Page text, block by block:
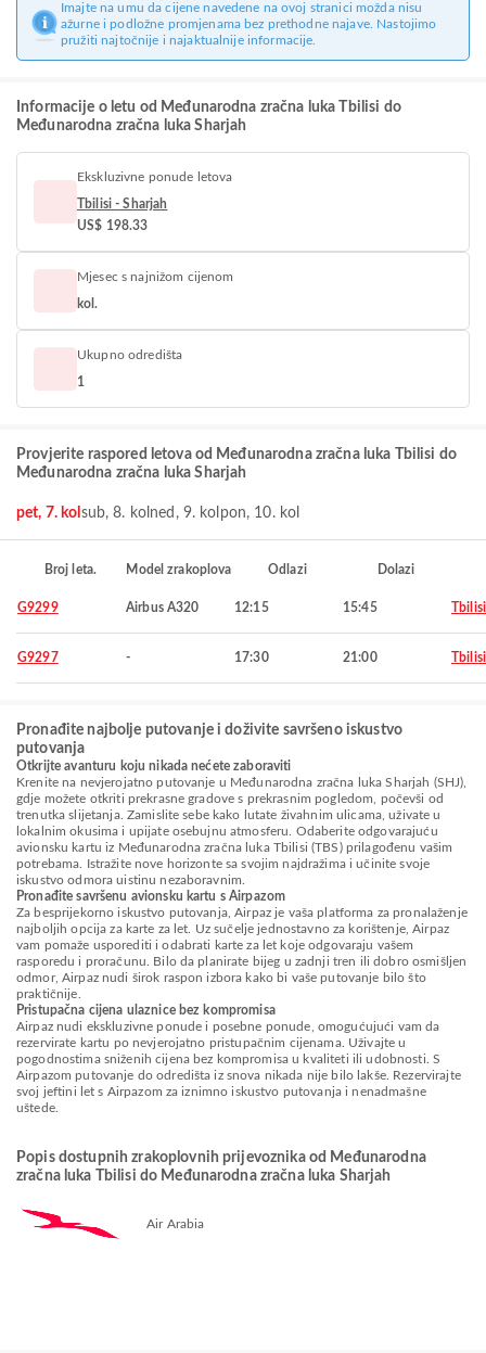
Imajte na umu da cijene navedene na ovoj stranici možda nisu
ažurne i podložne promjenama bez prethodne najave. Nastojimo
pružiti najtočnije i najaktualnije informacije.
Informacije o letu od Međunarodna zračna luka Tbilisi do
Međunarodna zračna luka Sharjah
Ekskluzivne ponude letova
Tbilisi - Sharjah
US$ 198.33
Mjesec s najnižom cijenom
kol.
Ukupno odredišta
1
Provjerite raspored letova od Međunarodna zračna luka Tbilisi do
Međunarodna zračna luka Sharjah
pet, 7. kol sub, 8. kol ned, 9. kol pon, 10. kol
Broj leta. Model zrakoplova Odlazi Dolazi
G9299 Airbus A320 12:15 15:45 Tbilisi
G9297 - 17:30 21:00 Tbilisi
Pronađite najbolje putovanje i doživite savršeno iskustvo
putovanja
Otkrijte avanturu koju nikada nećete zaboraviti
Krenite na nevjerojatno putovanje u Međunarodna zračna luka Sharjah (SHJ),
gdje možete otkriti prekrasne gradove s prekrasnim pogledom, počevši od
trenutka slijetanja. Zamislite sebe kako lutate živahnim ulicama, uživate u
lokalnim okusima i upijate osebujnu atmosferu. Odaberite odgovarajuću
avionsku kartu iz Međunarodna zračna luka Tbilisi (TBS) prilagođenu vašim
potrebama. Istražite nove horizonte sa svojim najdražima i učinite svoje
iskustvo odmora uistinu nezaboravnim.
Pronađite savršenu avionsku kartu s Airpazom
Za besprijekorno iskustvo putovanja, Airpaz je vaša platforma za pronalaženje
najboljih opcija za karte za let. Uz sučelje jednostavno za korištenje, Airpaz
vam pomaže usporediti i odabrati karte za let koje odgovaraju vašem
rasporedu i proračunu. Bilo da planirate bijeg u zadnji tren ili dobro osmišljen
odmor, Airpaz nudi širok raspon izbora kako bi vaše putovanje bilo što
praktičnije.
Pristupačna cijena ulaznice bez kompromisa
Airpaz nudi ekskluzivne ponude i posebne ponude, omogućujući vam da
rezervirate kartu po nevjerojatno pristupačnim cijenama. Uživajte u
pogodnostima sniženih cijena bez kompromisa u kvaliteti ili udobnosti. S
Airpazom putovanje do odredišta iz snova nikada nije bilo lakše. Rezervirajte
svoj jeftini let s Airpazom za iznimno iskustvo putovanja i nenadmašne
uštede.
Popis dostupnih zrakoplovnih prijevoznika od Međunarodna
zračna luka Tbilisi do Međunarodna zračna luka Sharjah
Air Arabia